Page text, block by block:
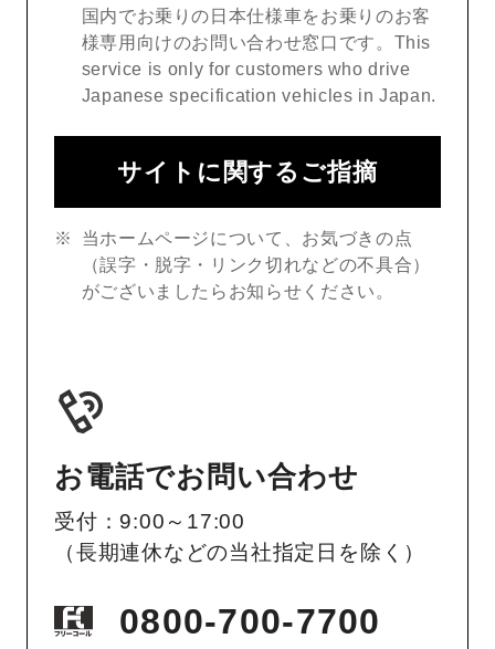
国内でお乗りの日本仕様車をお乗りのお客
様専用向けのお問い合わせ窓口です。This
service is only for customers who drive
Japanese specification vehicles in Japan.
サイトに関するご指摘
当ホームページについて、お気づきの点
（誤字・脱字・リンク切れなどの不具合）
がございましたらお知らせください。
お電話でお問い合わせ
受付：9:00～17:00
（長期連休などの当社指定日を除く）
0800-700-7700